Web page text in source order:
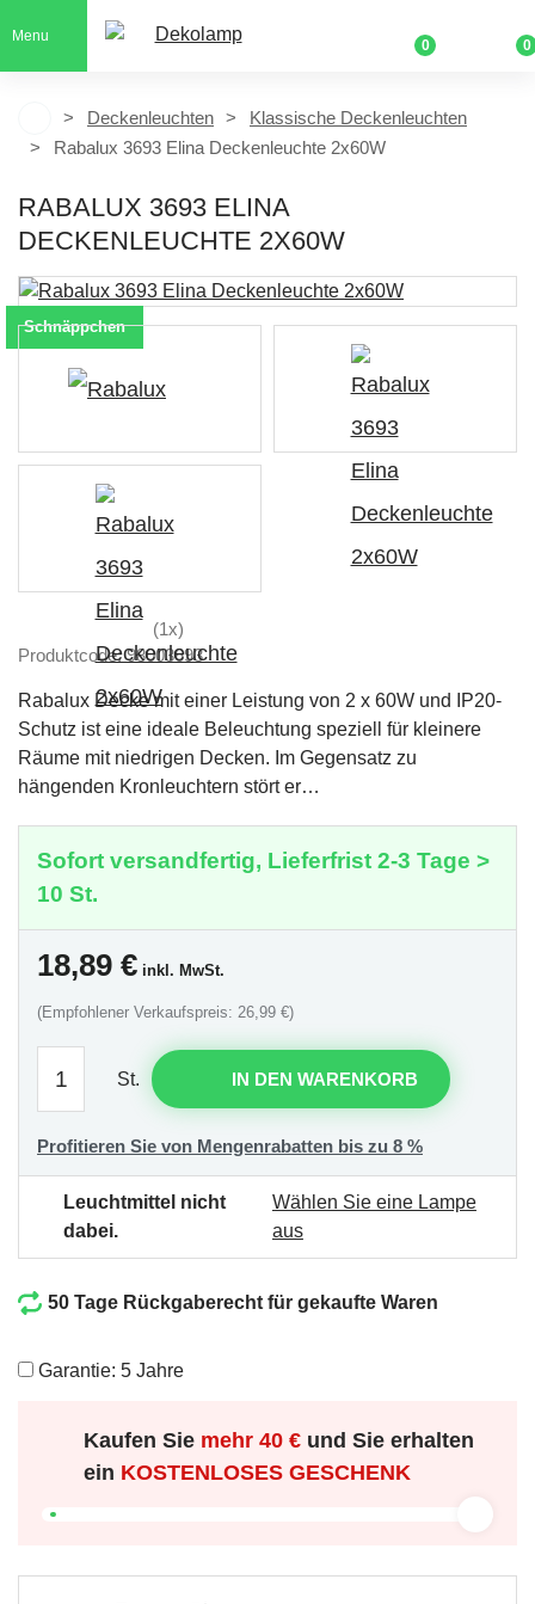
Menu
0 0
Deckenleuchten
Klassische Deckenleuchten
Rabalux 3693 Elina Deckenleuchte 2x60W
RABALUX 3693 ELINA
DECKENLEUCHTE 2X60W
Schnäppchen
(1x)
Produktcode: 98003693
Rabalux Decke mit einer Leistung von 2 x 60W und IP20-
Schutz ist eine ideale Beleuchtung speziell für kleinere
Räume mit niedrigen Decken. Im Gegensatz zu
hängenden Kronleuchtern stört er…
Sofort versandfertig, Lieferfrist 2-3 Tage >
10 St.
18,89 € inkl. MwSt.
(Empfohlener Verkaufspreis: 26,99 €)
St. IN DEN WARENKORB
Profitieren Sie von Mengenrabatten bis zu 8 %
Leuchtmittel nicht
dabei.
Wählen Sie eine Lampe
aus
50 Tage Rückgaberecht für gekaufte Waren
Garantie: 5 Jahre
Kaufen Sie mehr40 €und Sie erhalten
ein KOSTENLOSES GESCHENK